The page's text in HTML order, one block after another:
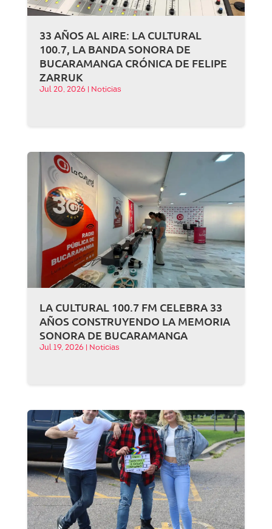
33 AÑOS AL AIRE: LA CULTURAL
100.7, LA BANDA SONORA DE
BUCARAMANGA CRÓNICA DE FELIPE
ZARRUK
Jul 20, 2026 Noticias
LA CULTURAL 100.7 FM CELEBRA 33
AÑOS CONSTRUYENDO LA MEMORIA
SONORA DE BUCARAMANGA
Jul 19, 2026 Noticias